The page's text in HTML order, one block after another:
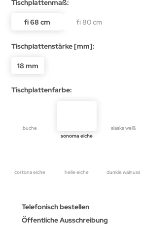
Tischplattenmaß:
fi 68 cm fi 80 cm
Tischplattenstärke [mm]:
18 mm
Tischplattenfarbe:
buche
sonoma eiche
alaska weiß
cortona eiche helle eiche dunkle walnuss
Telefonisch bestellen
Öffentliche Ausschreibung